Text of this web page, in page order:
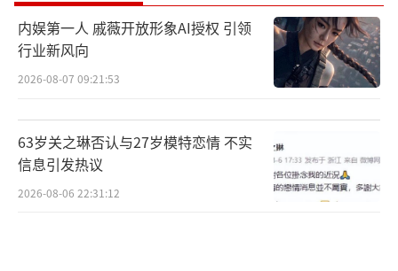
内娱第一人 戚薇开放形象AI授权 引领
行业新风向
2026-08-07 09:21:53
63岁关之琳否认与27岁模特恋情 不实
信息引发热议
2026-08-06 22:31:12